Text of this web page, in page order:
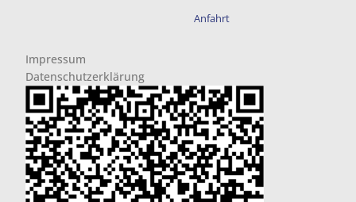
Anfahrt
Impressum
Datenschutzerklärung